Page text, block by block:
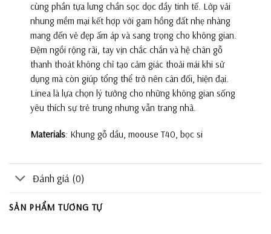
cùng phần tựa lưng chần sọc dọc đầy tinh tế. Lớp vải
nhung mềm mại kết hợp với gam hồng đất nhẹ nhàng
mang đến vẻ đẹp ấm áp và sang trọng cho không gian.
Đệm ngồi rộng rãi, tay vịn chắc chắn và hệ chân gỗ
thanh thoát không chỉ tạo cảm giác thoải mái khi sử
dụng mà còn giúp tổng thể trở nên cân đối, hiện đại.
Linea là lựa chọn lý tưởng cho những không gian sống
yêu thích sự trẻ trung nhưng vẫn trang nhã.
Materials: Khung gỗ dầu, moouse T40, bọc si
Đánh giá (0)
SẢN PHẨM TƯƠNG TỰ